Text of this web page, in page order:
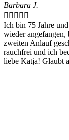
Barbara J.
    
Ich bin 75 Jahre
wieder angefangen,
zweiten Anlauf
rauchfrei und ich
liebe Katja! Glaubt